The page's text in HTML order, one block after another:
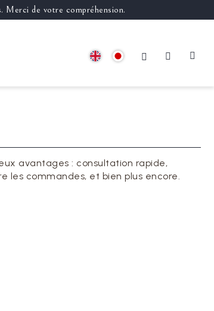
Merci de votre compréhension.
avantages : consultation rapide,
les commandes, et bien plus encore.